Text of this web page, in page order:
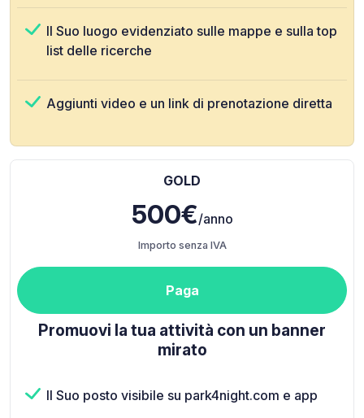
Il Suo luogo evidenziato sulle mappe e sulla top
list delle ricerche
Aggiunti video e un link di prenotazione diretta
GOLD
500€/anno
Importo senza IVA
Paga
Promuovi la tua attività con un banner
mirato
Il Suo posto visibile su park4night.com e app